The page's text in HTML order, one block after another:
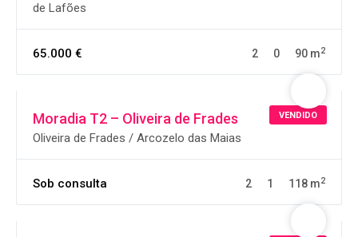
de Lafões
65.000 € 90 m2
0
2
VENDIDO
Moradia T2 – Oliveira de Frades
Oliveira de Frades / Arcozelo das Maias
Sob consulta 118 m2
1
2